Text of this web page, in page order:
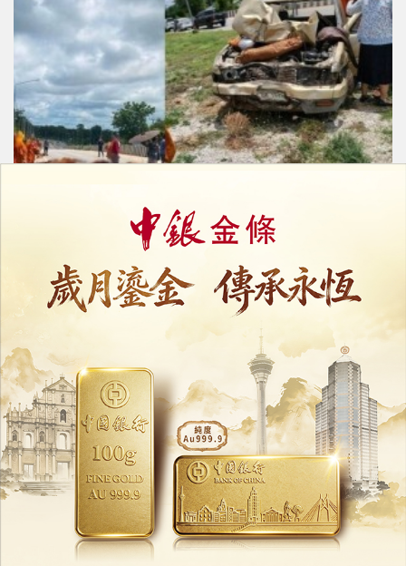
至少9僧侶死亡逾20人傷
18294
泰婦中頭獎遭鄰居夫婦侵吞
600萬泰銖獎券疑遭焚毀
15/06/2026 18751